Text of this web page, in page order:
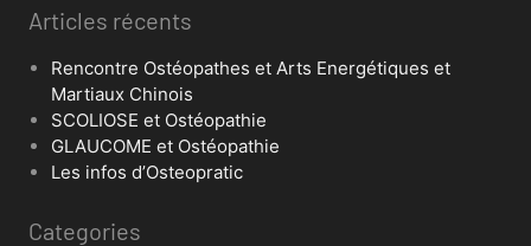
Articles récents
Rencontre Ostéopathes et Arts Energétiques et
Martiaux Chinois
SCOLIOSE et Ostéopathie
GLAUCOME et Ostéopathie
Les infos d’Osteopratic
Categories